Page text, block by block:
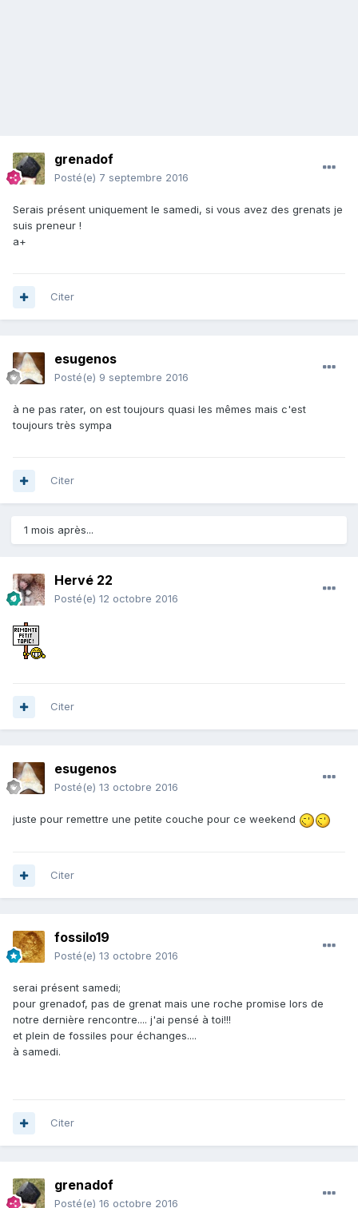
grenadof
Posté(e) 7 septembre 2016
Serais présent uniquement le samedi, si vous avez des grenats je
suis preneur !
a+
Citer
esugenos
Posté(e) 9 septembre 2016
à ne pas rater, on est toujours quasi les mêmes mais c'est
toujours très sympa
Citer
1 mois après...
Hervé 22
Posté(e) 12 octobre 2016
Citer
esugenos
Posté(e) 13 octobre 2016
juste pour remettre une petite couche pour ce weekend
Citer
fossilo19
Posté(e) 13 octobre 2016
serai présent samedi;
pour grenadof, pas de grenat mais une roche promise lors de
notre dernière rencontre.... j'ai pensé à toi!!!
et plein de fossiles pour échanges....
à samedi.
Citer
grenadof
Posté(e) 16 octobre 2016